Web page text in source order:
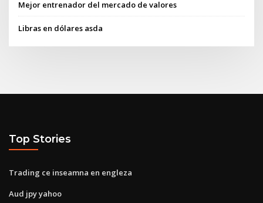
Mejor entrenador del mercado de valores
Libras en dólares asda
Top Stories
Trading ce inseamna en engleza
Aud jpy yahoo